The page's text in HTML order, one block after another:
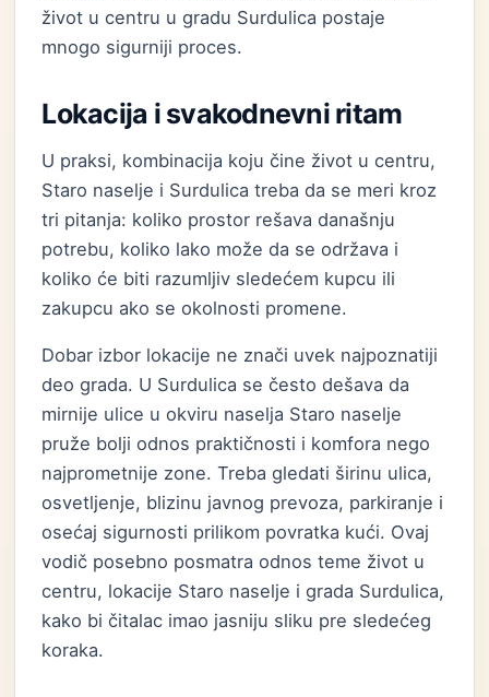
život u centru u gradu Surdulica postaje
mnogo sigurniji proces.
Lokacija i svakodnevni ritam
U praksi, kombinacija koju čine život u centru,
Staro naselje i Surdulica treba da se meri kroz
tri pitanja: koliko prostor rešava današnju
potrebu, koliko lako može da se održava i
koliko će biti razumljiv sledećem kupcu ili
zakupcu ako se okolnosti promene.
Dobar izbor lokacije ne znači uvek najpoznatiji
deo grada. U Surdulica se često dešava da
mirnije ulice u okviru naselja Staro naselje
pruže bolji odnos praktičnosti i komfora nego
najprometnije zone. Treba gledati širinu ulica,
osvetljenje, blizinu javnog prevoza, parkiranje i
osećaj sigurnosti prilikom povratka kući. Ovaj
vodič posebno posmatra odnos teme život u
centru, lokacije Staro naselje i grada Surdulica,
kako bi čitalac imao jasniju sliku pre sledećeg
koraka.